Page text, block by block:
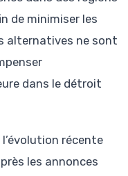
de minimiser les
alternatives ne sont
dans le détroit
récente
les annonces